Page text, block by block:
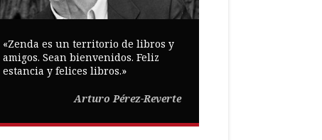
«Zenda es un territorio de libros y
amigos. Sean bienvenidos. Feliz
estancia y felices libros.»
Arturo Pérez-Reverte